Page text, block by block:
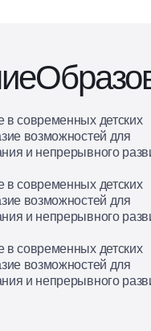
в современных детских
возможностей для
и непрерывного
в современных детских
возможностей для
и непрерывного
в современных детских
возможностей для
и непрерывного